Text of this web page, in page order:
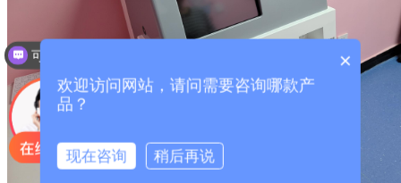
可以介绍下你们的产品么？
你们是怎么收费的呢？
×
欢迎访问网站，请问需要咨询哪款产
品？
现在咨询 稍后再说